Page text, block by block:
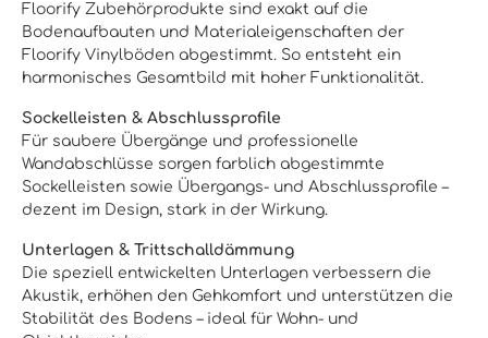
Floorify Zubehörprodukte sind exakt auf die
Bodenaufbauten und Materialeigenschaften der
Floorify Vinylböden abgestimmt. So entsteht ein
harmonisches Gesamtbild mit hoher Funktionalität.
Sockelleisten & Abschlussprofile
Für saubere Übergänge und professionelle
Wandabschlüsse sorgen farblich abgestimmte
Sockelleisten sowie Übergangs- und Abschlussprofile –
dezent im Design, stark in der Wirkung.
Unterlagen & Trittschalldämmung
Die speziell entwickelten Unterlagen verbessern die
Akustik, erhöhen den Gehkomfort und unterstützen die
Stabilität des Bodens – ideal für Wohn- und